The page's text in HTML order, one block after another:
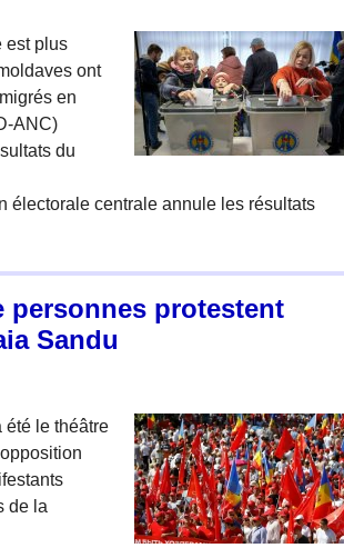
est plus
ont
en
ANC)
du
électorale centrale annule les résultats
personnes protestent
Sandu
le théâtre
de la